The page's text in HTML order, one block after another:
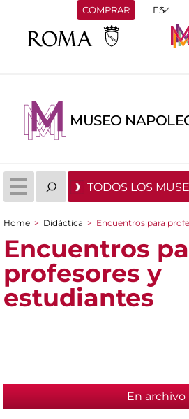
COMPRAR
MUSEO
TODOS LOS
You are here
Home > Didáctica > Encuentros para
Encuentros
profesores y
estudiantes
En archivo